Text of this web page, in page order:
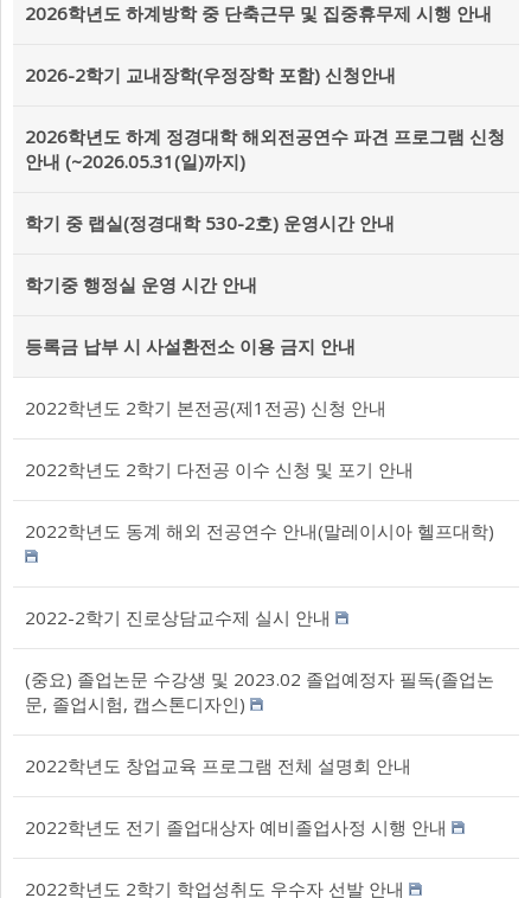
2026학년도 하계방학 중 단축근무 및 집중휴무제 시행 안내
2026-2학기 교내장학(우정장학 포함) 신청안내
2026학년도 하계 정경대학 해외전공연수 파견 프로그램 신청
안내 (~2026.05.31(일)까지)
학기 중 랩실(정경대학 530-2호) 운영시간 안내
학기중 행정실 운영 시간 안내
등록금 납부 시 사설환전소 이용 금지 안내
2022학년도 2학기 본전공(제1전공) 신청 안내
2022학년도 2학기 다전공 이수 신청 및 포기 안내
2022학년도 동계 해외 전공연수 안내(말레이시아 헬프대학)
2022-2학기 진로상담교수제 실시 안내
(중요) 졸업논문 수강생 및 2023.02 졸업예정자 필독(졸업논
문, 졸업시험, 캡스톤디자인)
2022학년도 창업교육 프로그램 전체 설명회 안내
2022학년도 전기 졸업대상자 예비졸업사정 시행 안내
2022학년도 2학기 학업성취도 우수자 선발 안내